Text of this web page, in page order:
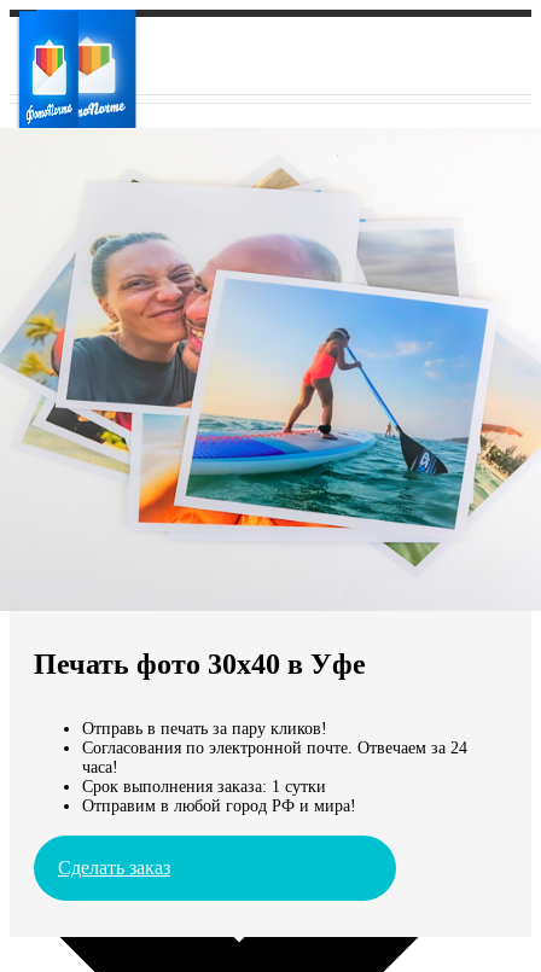
Ваш регион доставки
Выберите из списка:
Мы доставляем по всему миру
Продолжить без города
Печать фото 30х40 в Уфе
Отправь в печать за пару кликов!
Согласования по электронной почте. Отвечаем за 24
часа!
Срок выполнения заказа: 1 сутки
Отправим в любой город РФ и мира!
Сделать заказ